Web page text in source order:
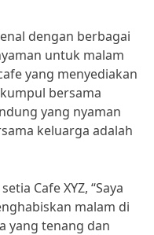
dengan berbagai
untuk malam
yang menyediakan
bersama
yang nyaman
keluarga adalah
Cafe XYZ, “Saya
malam di
yang tenang dan